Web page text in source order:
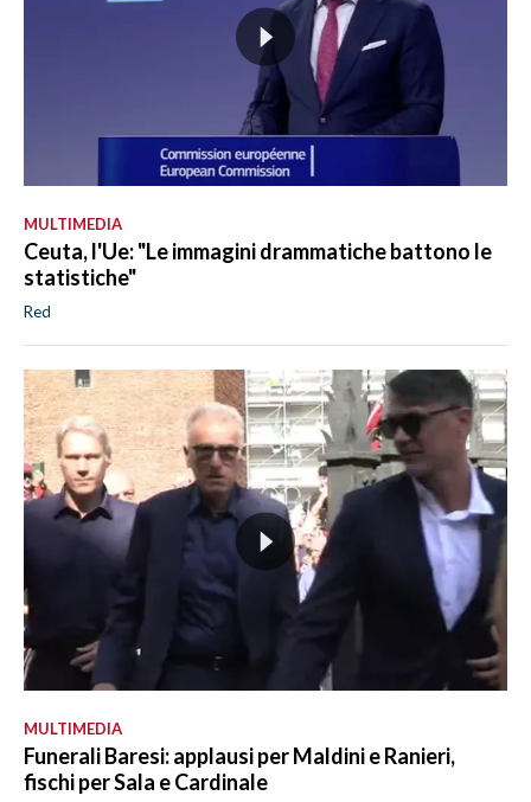
MULTIMEDIA
Ceuta, l'Ue: "Le immagini drammatiche battono le
statistiche"
Red
MULTIMEDIA
Funerali Baresi: applausi per Maldini e Ranieri,
fischi per Sala e Cardinale